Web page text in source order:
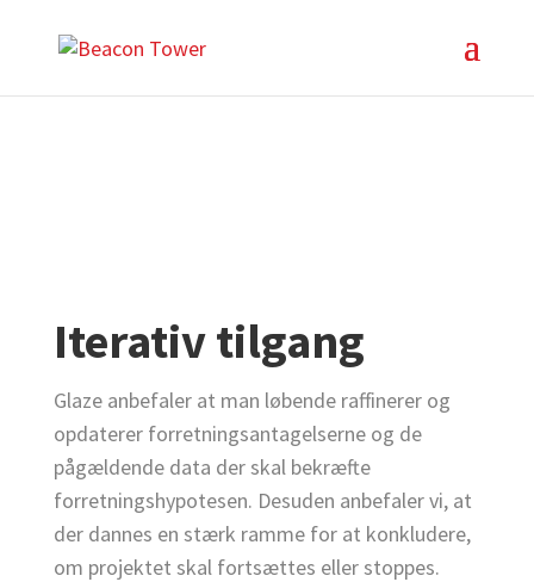
Iterativ tilgang
Glaze anbefaler at man løbende raffinerer og
opdaterer forretningsantagelserne og de
pågældende data der skal bekræfte
forretningshypotesen. Desuden anbefaler vi, at
der dannes en stærk ramme for at konkludere,
om projektet skal fortsættes eller stoppes.